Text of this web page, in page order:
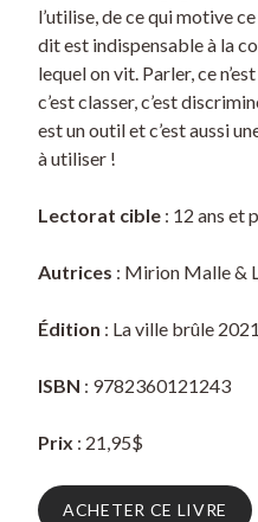
l’utilise, de ce qui motive
dit est indispensable à la
lequel on vit. Parler, ce
c’est classer, c’est
est un outil et c’est aussi
à utiliser !
Lectorat cible : 12 ans et
Autrices : Mirion Malle &
Édition : La ville brûle 2021
ISBN : 9782360121243
Prix : 21,95$
ACHETER CE LIVRE